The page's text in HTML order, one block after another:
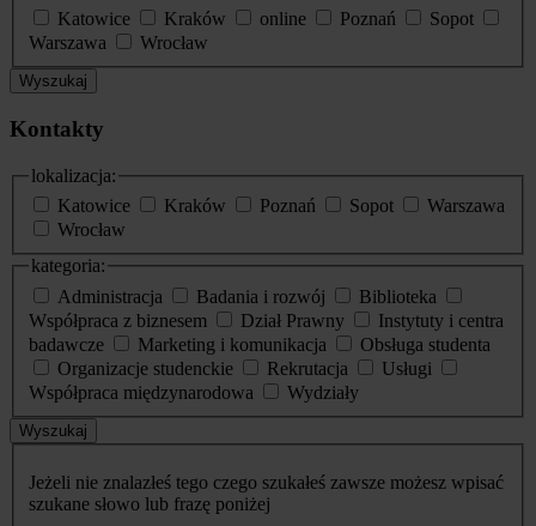
Katowice
Kraków online Poznań
Sopot
Warszawa
Wrocław
Wyszukaj
Kontakty
lokalizacja:
Katowice
Kraków Poznań Sopot
Warszawa
Wrocław
kategoria:
Administracja
Badania i rozwój
Biblioteka
Współpraca z biznesem
Dział Prawny
Instytuty i centra
badawcze
Marketing i komunikacja
Obsługa studenta
Organizacje studenckie
Rekrutacja
Usługi
Współpraca międzynarodowa
Wydziały
Wyszukaj
Jeżeli nie znalazłeś tego czego szukałeś zawsze możesz wpisać
szukane słowo lub frazę poniżej